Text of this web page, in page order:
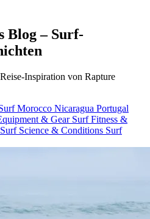
Blog – Surf-
Inspiration von Rapture
Morocco Nicaragua Portugal
& Gear Surf Fitness &
Surf Science & Conditions Surf